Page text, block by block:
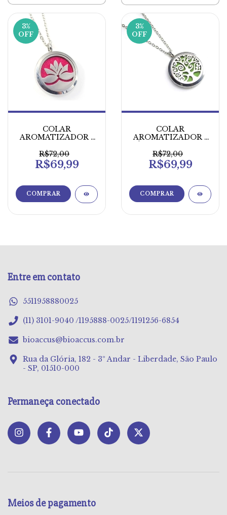
3%
OFF
COLAR
AROMATIZADOR -
R$72,00
R$69,99
3%
OFF
COLAR
AROMATIZADOR -
R$72,00
R$69,99
Entre em contato
5511958880025
(11) 3101-9040 /1195888-0025/1191256-6854
bioaccus@bioaccus.com.br
Rua da Glória, 182 - 3º Andar - Liberdade, São Paulo
- SP, 01510-000
Permaneça conectado
Meios de pagamento